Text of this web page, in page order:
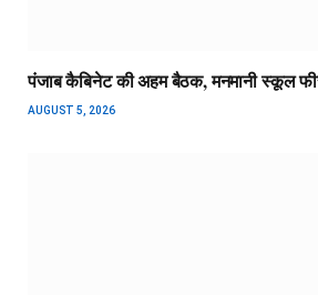
पंजाब कैबिनेट की अहम बैठक, मनमानी स्कूल
AUGUST 5, 2026